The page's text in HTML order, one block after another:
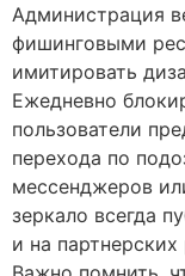
Администрация
фишинговыми
имитировать
Ежедневно
пользователи
перехода по
мессенджеров
зеркало всегда
и на